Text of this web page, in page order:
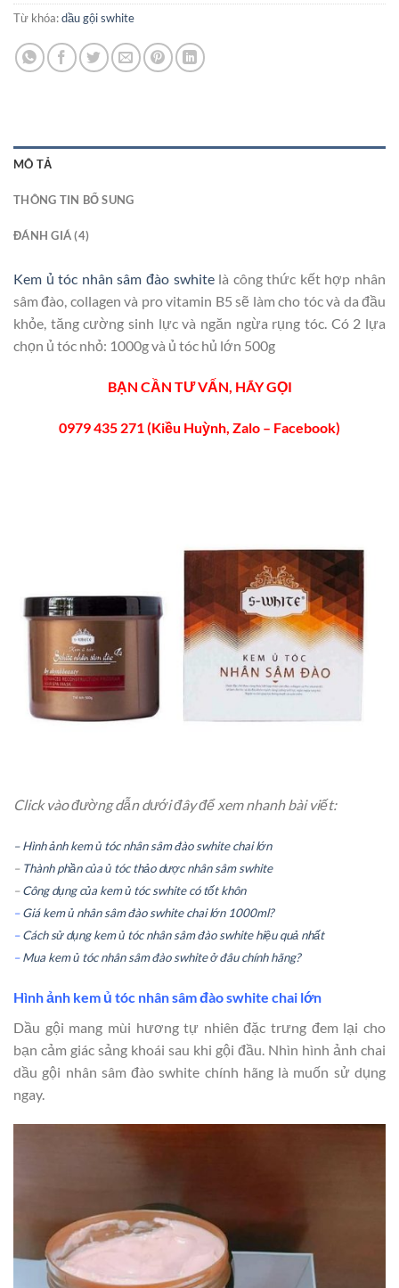
Từ khóa:dầu gội swhite
MÔ TẢ
THÔNG TIN BỔ SUNG
ĐÁNH GIÁ (4)
Kem ủ tóc nhân sâm đào swhitelà công thức kết hợp nhân
sâm đào, collagen và pro vitamin B5 sẽ làm cho tóc và da đầu
khỏe, tăng cường sinh lực và ngăn ngừa rụng tóc. Có 2 lựa
chọn ủ tóc nhỏ: 1000g và ủ tóc hủ lớn 500g
BẠN CẦN TƯ VẤN, HÃY GỌI
0979 435 271 (Kiều Huỳnh, Zalo – Facebook)
Click vào đường dẫn dưới đây để xem nhanh bài viết:
– Hình ảnh kem ủ tóc nhân sâm đào swhite chai lớn
– Thành phần của ủ tóc thảo dược nhân sâm swhite
– Công dụng của kem ủ tóc swhite có tốt khôn
–Giá kem ủ nhân sâm đào swhite chai lớn 1000ml?
–Cách sử dụng kem ủ tóc nhân sâm đào swhite hiệu quả nhất
–Mua kem ủ tóc nhân sâm đào swhite ở đâu chính hãng?
Hình ảnh kem ủ tóc nhân sâm đào swhite chai lớn
Dầu gội mang mùi hương tự nhiên đặc trưng đem lại cho
bạn cảm giác sảng khoái sau khi gội đầu. Nhìn hình ảnh chai
dầu gội nhân sâm đào swhite chính hãng là muốn sử dụng
ngay.